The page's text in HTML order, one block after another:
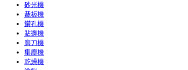
砂光機
裁板機
鑽孔機
貼邊機
磨刀機
集塵機
乾燥機